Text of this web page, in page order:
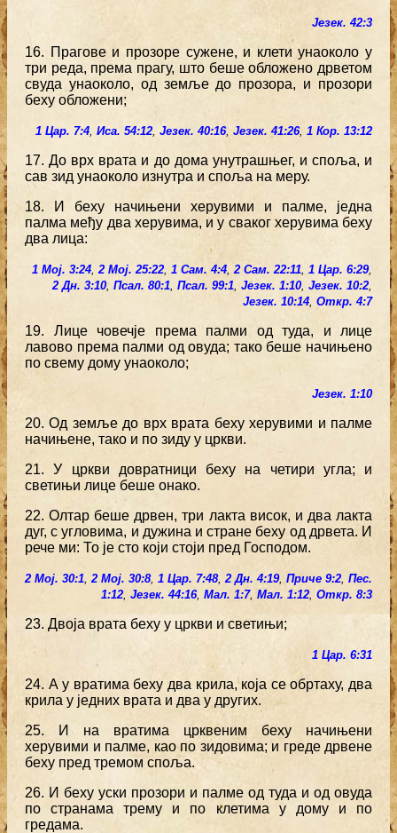
Језек. 42:3
16. Прагове и прозоре сужене, и клети унаоколо у
три реда, према прагу, што беше обложено дрветом
свуда унаоколо, од земље до прозора, и прозори
беху обложени;
1 Цар. 7:4, Иса. 54:12, Језек. 40:16, Језек. 41:26, 1 Кор. 13:12
17. До врх врата и до дома унутрашњег, и споља, и
сав зид унаоколо изнутра и споља на меру.
18. И беху начињени херувими и палме, једна
палма међу два херувима, и у сваког херувима беху
два лица:
1 Мој. 3:24,2 Мој. 25:22, 1 Сам. 4:4,2 Сам. 22:11, 1 Цар. 6:29,
2 Дн. 3:10, Псал. 80:1, Псал. 99:1, Језек. 1:10, Језек. 10:2,
Језек. 10:14, Откр. 4:7
19. Лице човечје према палми од туда, и лице
лавово према палми од овуда; тако беше начињено
по свему дому унаоколо;
Језек. 1:10
20. Од земље до врх врата беху херувими и палме
начињене, тако и по зиду у цркви.
21. У цркви довратници беху на четири угла; и
светињи лице беше онако.
22. Олтар беше дрвен, три лакта висок, и два лакта
дуг, с угловима, и дужина и стране беху од дрвета. И
рече ми: То је сто који стоји пред Господом.
2 Мој. 30:1,2 Мој. 30:8, 1 Цар. 7:48,2 Дн. 4:19, Приче 9:2, Пес.
1:12, Језек. 44:16, Мал. 1:7, Мал. 1:12, Откр. 8:3
23. Двоја врата беху у цркви и светињи;
1 Цар. 6:31
24. А у вратима беху два крила, која се обртаху, два
крила у једних врата и два у других.
25. И на вратима црквеним беху начињени
херувими и палме, као по зидовима; и греде дрвене
беху пред тремом споља.
26. И беху уски прозори и палме од туда и од овуда
по странама трему и по клетима у дому и по
гредама.